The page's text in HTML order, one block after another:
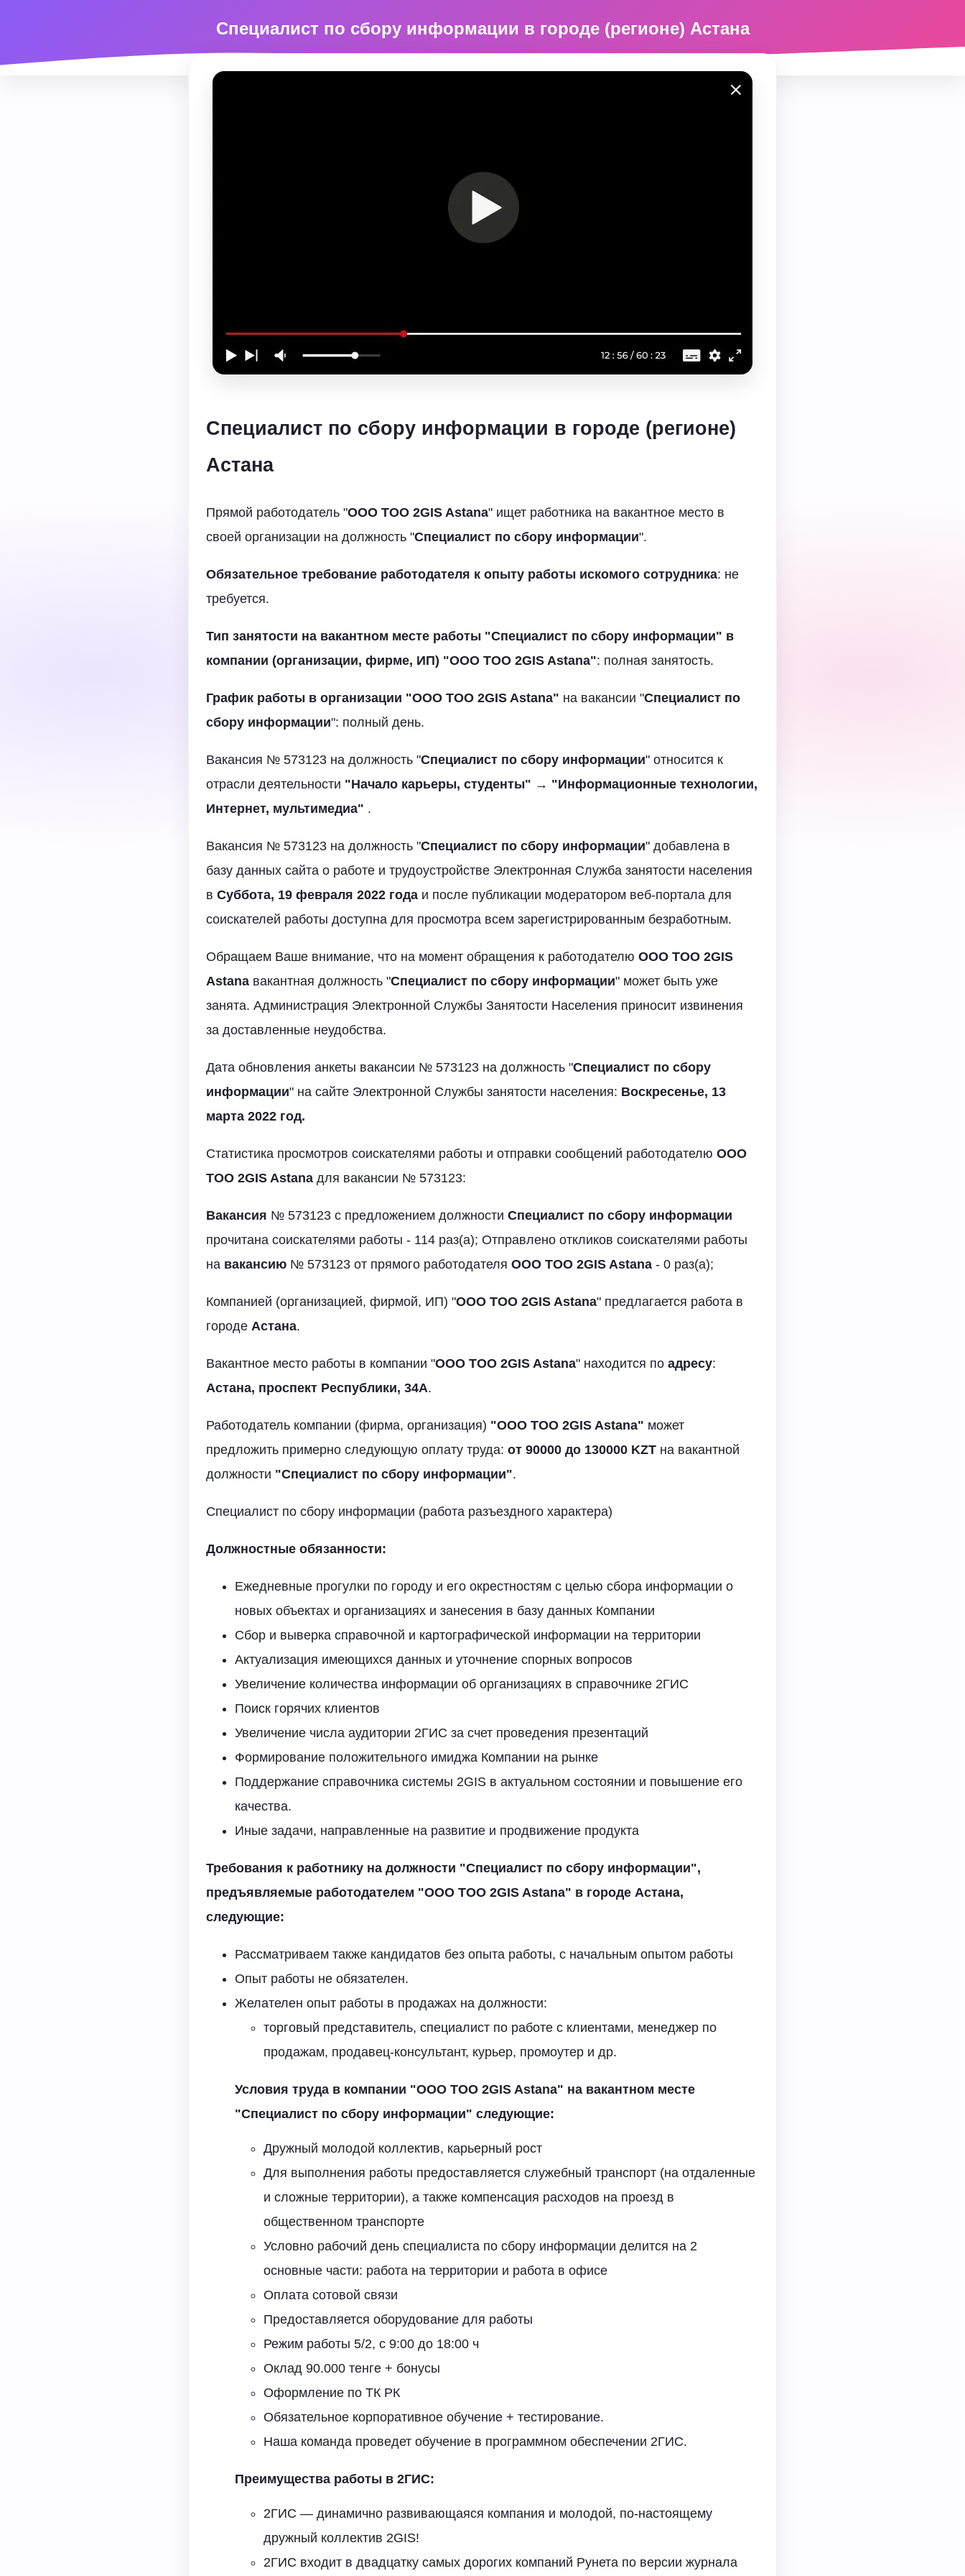
Специалист по сбору информации в городе (регионе) Астана
Специалист по сбору информации в городе (регионе)
Астана
Прямой работодатель "ООО TOO 2GIS Astana" ищет работника на вакантное место в
своей организации на должность "Специалист по сбору информации".
Обязательное требование работодателя к опыту работы искомого сотрудника: не
требуется.
Тип занятости на вакантном месте работы "Специалист по сбору информации" в
компании (организации, фирме, ИП) "ООО TOO 2GIS Astana": полная занятость.
График работы в организации "ООО TOO 2GIS Astana" на вакансии "Специалист по
сбору информации": полный день.
Вакансия № 573123 на должность "Специалист по сбору информации" относится к
отрасли деятельности "Начало карьеры, студенты" → "Информационные технологии,
Интернет, мультимедиа" .
Вакансия № 573123 на должность "Специалист по сбору информации" добавлена в
базу данных сайта о работе и трудоустройстве Электронная Служба занятости населения
в Суббота, 19 февраля 2022 года и после публикации модератором веб-портала для
соискателей работы доступна для просмотра всем зарегистрированным безработным.
Обращаем Ваше внимание, что на момент обращения к работодателю ООО TOO 2GIS
Astana вакантная должность "Специалист по сбору информации" может быть уже
занята. Администрация Электронной Службы Занятости Населения приносит извинения
за доставленные неудобства.
Дата обновления анкеты вакансии № 573123 на должность "Специалист по сбору
информации" на сайте Электронной Службы занятости населения: Воскресенье, 13
марта 2022 год.
Статистика просмотров соискателями работы и отправки сообщений работодателю ООО
TOO 2GIS Astana для вакансии № 573123:
Вакансия № 573123 с предложением должности Специалист по сбору информации
прочитана соискателями работы - 114 раз(а); Отправлено откликов соискателями работы
на вакансию № 573123 от прямого работодателя ООО TOO 2GIS Astana - 0 раз(а);
Компанией (организацией, фирмой, ИП) "ООО TOO 2GIS Astana" предлагается работа в
городе Астана.
Вакантное место работы в компании "ООО TOO 2GIS Astana" находится по адресу:
Астана, проспект Республики, 34А.
Работодатель компании (фирма, организация) "ООО TOO 2GIS Astana" может
предложить примерно следующую оплату труда: от 90000 до 130000 KZT на вакантной
должности "Специалист по сбору информации".
Специалист по сбору информации (работа разъездного характера)
Должностные обязанности:
Ежедневные прогулки по городу и его окрестностям с целью сбора информации о
новых объектах и организациях и занесения в базу данных Компании
Сбор и выверка справочной и картографической информации на территории
Актуализация имеющихся данных и уточнение спорных вопросов
Увеличение количества информации об организациях в справочнике 2ГИС
Поиск горячих клиентов
Увеличение числа аудитории 2ГИС за счет проведения презентаций
Формирование положительного имиджа Компании на рынке
Поддержание справочника системы 2GIS в актуальном состоянии и повышение его
качества.
Иные задачи, направленные на развитие и продвижение продукта
Требования к работнику на должности "Специалист по сбору информации",
предъявляемые работодателем "ООО TOO 2GIS Astana" в городе Астана,
следующие:
Рассматриваем также кандидатов без опыта работы, с начальным опытом работы
Опыт работы не обязателен.
Желателен опыт работы в продажах на должности:
торговый представитель, специалист по работе с клиентами, менеджер по
продажам, продавец-консультант, курьер, промоутер и др.
Условия труда в компании "ООО TOO 2GIS Astana" на вакантном месте
"Специалист по сбору информации" следующие:
Дружный молодой коллектив, карьерный рост
Для выполнения работы предоставляется служебный транспорт (на отдаленные
и сложные территории), а также компенсация расходов на проезд в
общественном транспорте
Условно рабочий день специалиста по сбору информации делится на 2
основные части: работа на территории и работа в офисе
Оплата сотовой связи
Предоставляется оборудование для работы
Режим работы 5/2, с 9:00 до 18:00 ч
Оклад 90.000 тенге + бонусы
Оформление по ТК РК
Обязательное корпоративное обучение + тестирование.
Наша команда проведет обучение в программном обеспечении 2ГИС.
Преимущества работы в 2ГИС:
2ГИС — динамично развивающаяся компания и молодой, по-настоящему
дружный коллектив 2GIS!
2ГИС входит в двадцатку самых дорогих компаний Рунета по версии журнала